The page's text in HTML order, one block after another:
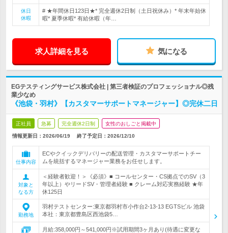
休日
休暇
# ★年間休日123日★* 完全週休2日制（土日祝休み）* 年末年始休
暇* 夏季休暇* 有給休暇（年…
求人詳細を見る 気になる
EGテスティングサービス株式会社 | 第三者検証のプロフェッショナル◎残
業少なめ
《池袋・羽村》【カスタマーサポートマネージャー】◎完休二日
正社員 急募 完全週休2日制 女性のおしごと掲載中
情報更新日：2026/06/19 終了予定日： 2026/12/10
仕事内容
ECやクイックデリバリーの配送管理・カスタマーサポートチー
ムを統括するマネージャー業務をお任せします。
対象と
なる方
＜経験者歓迎！＞《必須》■ コールセンター・CS拠点でのSV（3
年以上）やリードSV・管理者経験 ■ クレーム対応実務経験 ★年
休125日
勤務地
羽村テストセンター:東京都羽村市小作台2-13-13 EGTSビル 池袋
本社：東京都豊島区西池袋5…
月給:358,000円～541,000円※試用期間3ヶ月あり(待遇に変更な